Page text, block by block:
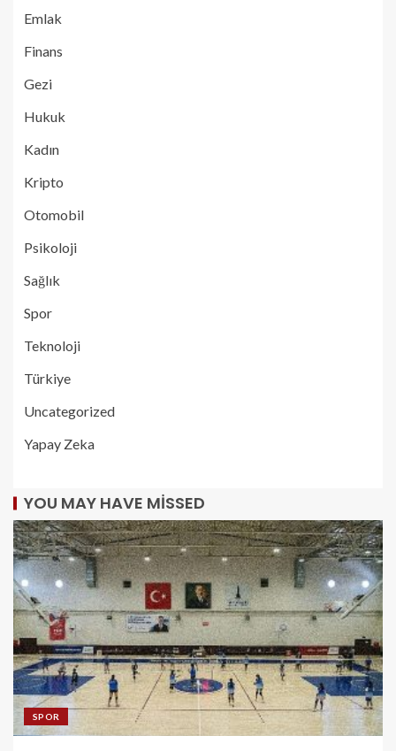
Emlak
Finans
Gezi
Hukuk
Kadın
Kripto
Otomobil
Psikoloji
Sağlık
Spor
Teknoloji
Türkiye
Uncategorized
Yapay Zeka
YOU MAY HAVE MISSED
SPOR